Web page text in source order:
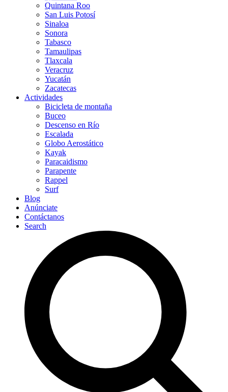
Quintana Roo
San Luis Potosí
Sinaloa
Sonora
Tabasco
Tamaulipas
Tlaxcala
Veracruz
Yucatán
Zacatecas
Actividades
Bicicleta de montaña
Buceo
Descenso en Río
Escalada
Globo Aerostático
Kayak
Paracaidismo
Parapente
Rappel
Surf
Blog
Anúnciate
Contáctanos
Search